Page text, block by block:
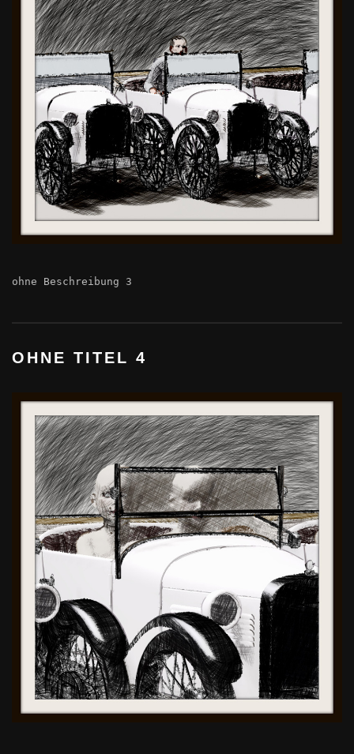
ohne Beschreibung 3
OHNE TITEL 4